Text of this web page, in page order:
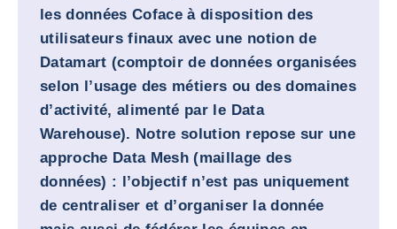
les données Coface à disposition des
utilisateurs finaux avec une notion de
Datamart (comptoir de données organisées
selon l’usage des métiers ou des domaines
d’activité, alimenté par le Data
Warehouse). Notre solution repose sur une
approche Data Mesh (maillage des
données) : l’objectif n’est pas uniquement
de centraliser et d’organiser la donnée